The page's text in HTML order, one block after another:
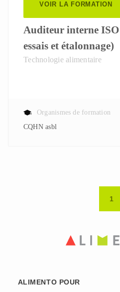
VOIR LA FORMATION
Auditeur interne
essais et étalonnage)
Technologie alimentaire
Organismes de formation
CQHN asbl
1
ALIMENTO POUR